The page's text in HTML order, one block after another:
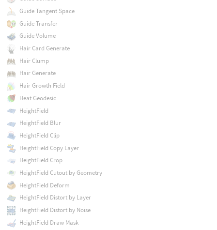
Guide Tangent Space
Guide Transfer
Guide Volume
Hair Card Generate
Hair Clump
Hair Generate
Hair Growth Field
Heat Geodesic
HeightField
HeightField Blur
HeightField Clip
HeightField Copy Layer
HeightField Crop
HeightField Cutout by Geometry
HeightField Deform
HeightField Distort by Layer
HeightField Distort by Noise
HeightField Draw Mask